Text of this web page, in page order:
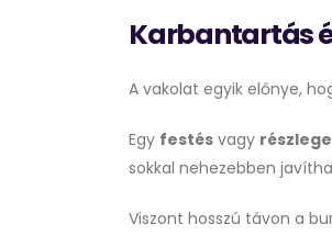
Karbantartás
A vakolat egyik előnye,
Egy festés vagy
sokkal nehezebben
Viszont hosszú távon a